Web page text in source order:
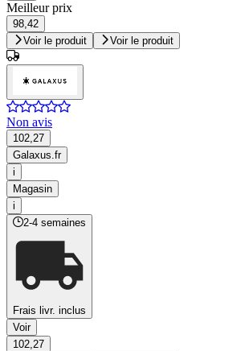
Meilleur prix
98,42
Voir le produit
Voir le produit
Non avis
102,27
Galaxus.fr
i
Magasin
i
2-4 semaines
Frais livr. inclus
Voir
102,27